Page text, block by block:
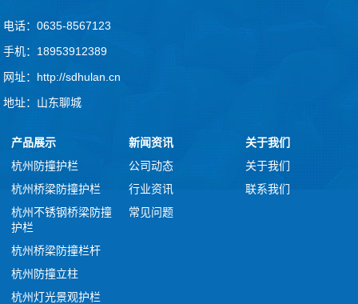
电话：0635-8567123
手机：18953912389
网址：http://sdhulan.cn
地址：山东聊城
产品展示
杭州防撞护栏
杭州桥梁防撞护栏
杭州不锈钢桥梁防撞
护栏
杭州桥梁防撞栏杆
杭州防撞立柱
杭州灯光景观护栏
新闻资讯
公司动态
行业资讯
常见问题
关于我们
关于我们
联系我们